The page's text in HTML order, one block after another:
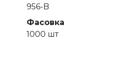
956-B
Фасовка
1000 шт